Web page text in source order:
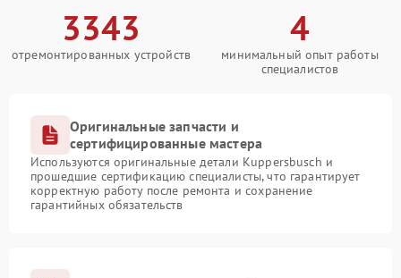
3343
отремонтированных устройств
4
минимальный опыт работы
специалистов
Оригинальные запчасти и
сертифицированные мастера
Используются оригинальные детали Kuppersbusch и
прошедшие сертификацию специалисты, что гарантирует
корректную работу после ремонта и сохранение
гарантийных обязательств